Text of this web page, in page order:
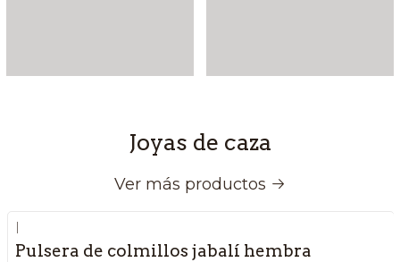
Joyas de caza
Ver más productos
|
Pulsera de colmillos jabalí hembra